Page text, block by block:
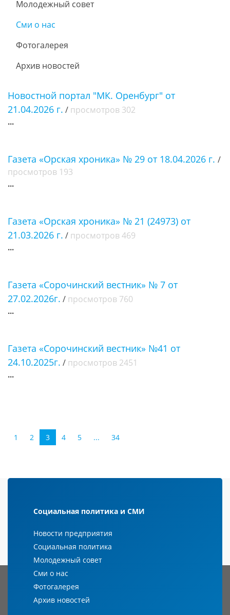
Молодежный совет
Сми о нас
Фотогалерея
Архив новостей
Новостной портал "МК. Оренбург" от
21.04.2026 г. / просмотров 302
...
Газета «Орская хроника» № 29 от 18.04.2026 г. /
просмотров 193
...
Газета «Орская хроника» № 21 (24973) от
21.03.2026 г. / просмотров 469
...
Газета «Сорочинский вестник» № 7 от
27.02.2026г. / просмотров 760
...
Газета «Сорочинский вестник» №41 от
24.10.2025г. / просмотров 2451
...
1 2 3 4 5 ... 34
Социальная политика и СМИ
Новости предприятия
Социальная политика
Молодежный совет
Сми о нас
Фотогалерея
Архив новостей